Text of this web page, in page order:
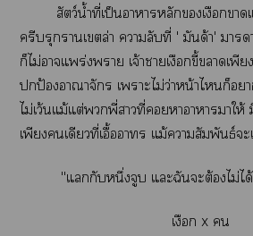
สัตว์น้ำที่เป็นาาหลักเงือกา
ครีบรุกรานเล่า าลับที่ ' มันด้า' า
ก็ไม่าแพร่งพราย เจ้าาเงือกขี้าเพี
ปกป้องอาณาจักร เาะไม่ว่าหน้าไก็า
ไม่เว้นแม้แต่พี่าที่าาาาใ
เพียงเดียวที่เอื้อา แม้าสัมพันธ์
"แกับหนึ่งจูบ แะฉันะต้องไม่ไ
เงือก x 